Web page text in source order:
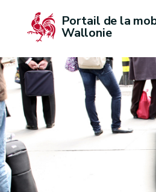
Portail de la
Wallonie